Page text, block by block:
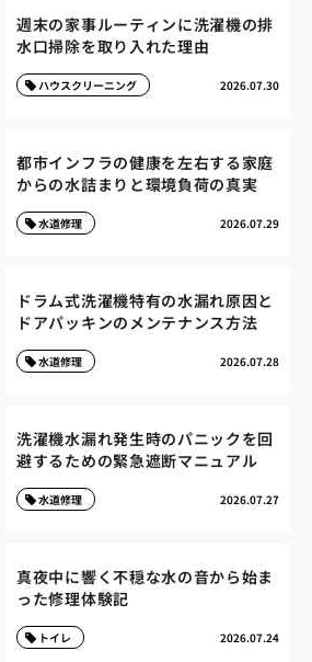
週末の家事ルーティンに洗濯機の排
水口掃除を取り入れた理由
2026.07.30
ハウスクリーニング
都市インフラの健康を左右する家庭
からの水詰まりと環境負荷の真実
2026.07.29
水道修理
ドラム式洗濯機特有の水漏れ原因と
ドアパッキンのメンテナンス方法
2026.07.28
水道修理
洗濯機水漏れ発生時のパニックを回
避するための緊急遮断マニュアル
2026.07.27
水道修理
真夜中に響く不穏な水の音から始ま
った修理体験記
2026.07.24
トイレ